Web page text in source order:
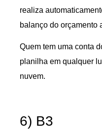
realiza
balanço do orçamento
Quem tem uma conta
planilha em qualquer
nuvem.
6) B3